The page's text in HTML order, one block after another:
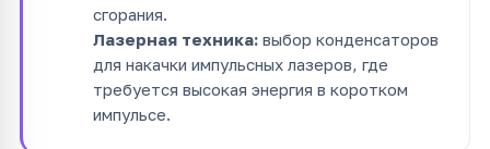
сгорания.
Лазерная техника: выбор конденсаторов
для накачки импульсных лазеров, где
требуется высокая энергия в коротком
импульсе.